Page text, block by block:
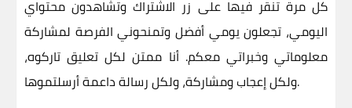
كل مرة تنقر فيها على زر الاشتراك وتشاهدون محتواي
اليومي، تجعلون يومي أفضل وتمنحوني الفرصة لمشاركة
معلوماتي وخبراتي معكم. أنا ممتن لكل تعليق تاركوه،
ولكل إعجاب ومشاركة، ولكل رسالة داعمة أرسلتموها.